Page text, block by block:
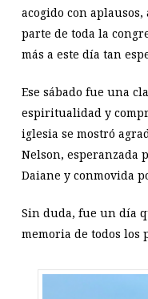
acogido con
parte de toda la
más a este día tan
Ese sábado fue una
espiritualidad y
iglesia se mostró
Nelson, esperanzada
Daiane y conmovida
Sin duda, fue un día
memoria de todos los